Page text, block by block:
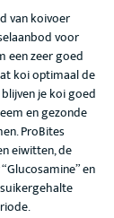
van koivoer
voor
een zeer goed
koi optimaal de
je koi goed
en gezonde
ProBites
eiwitten, de
en